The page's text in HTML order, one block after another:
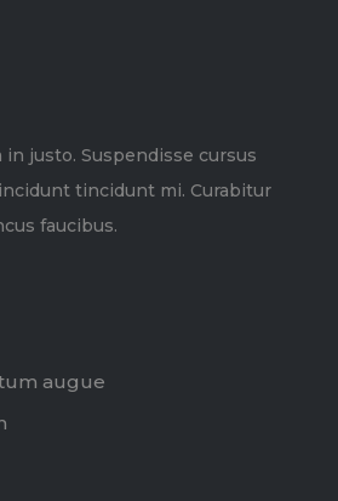
justo. Suspendisse cursus
tincidunt mi. Curabitur
faucibus.
augue